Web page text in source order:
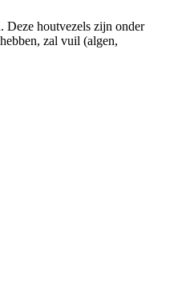
Deze houtvezels zijn onder
zal vuil (algen,